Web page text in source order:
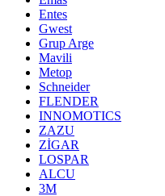
Entes
Gwest
Grup Arge
Mavili
Metop
Schneider
FLENDER
INNOMOTICS
ZAZU
ZİGAR
LOSPAR
ALCU
3M